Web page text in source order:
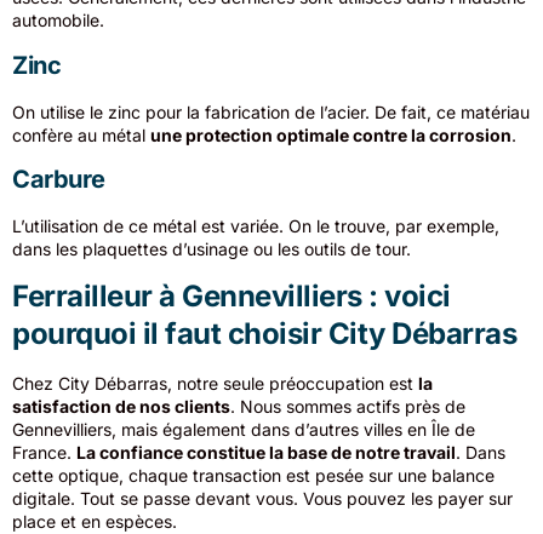
automobile.
Zinc
On utilise le zinc pour la fabrication de l’acier. De fait, ce matériau
confère au métal une protection optimale contre la corrosion.
Carbure
L’utilisation de ce métal est variée. On le trouve, par exemple,
dans les plaquettes d’usinage ou les outils de tour.
Ferrailleur à Gennevilliers : voici
pourquoi il faut choisir City Débarras
Chez City Débarras, notre seule préoccupation est la
satisfaction de nos clients. Nous sommes actifs près de
Gennevilliers, mais également dans d’autres villes en Île de
France. La confiance constitue la base de notre travail. Dans
cette optique, chaque transaction est pesée sur une balance
digitale. Tout se passe devant vous. Vous pouvez les payer sur
place et en espèces.